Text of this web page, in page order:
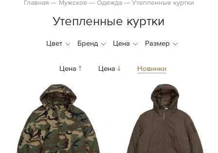
Главная Мужское Одежда Утепленные куртки
Утепленные куртки
Цена Цена Новинки